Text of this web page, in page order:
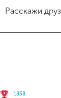
Расскажи
1838